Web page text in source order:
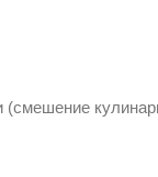
(смешение